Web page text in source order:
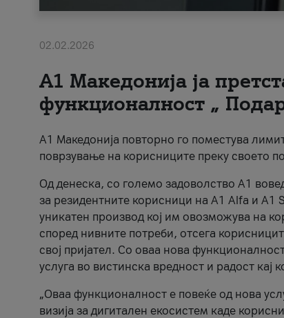
02.02.2026
А1 Македонија ја
функционалност „
А1 Македонија повторно го поместува
поврзување на корисниците преку своето
Од денеска, со големо задоволство А1
за резидентните корисници на А1 Alfa и A1
уникатен производ кој им овозможува на
според нивните потреби, отсега
свој пријател. Со оваа нова
услуга во вистинска вредност и радост кај
„Оваа функционалност е повеќе од нова
визија за дигитален екосистем каде